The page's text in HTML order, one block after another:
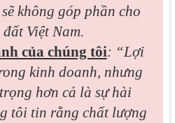
không góp phần cho
Việt Nam.
của chúng tôi: “Lợi
kinh doanh, nhưng
hơn cả là sự hài
tôi tin rằng chất lượng